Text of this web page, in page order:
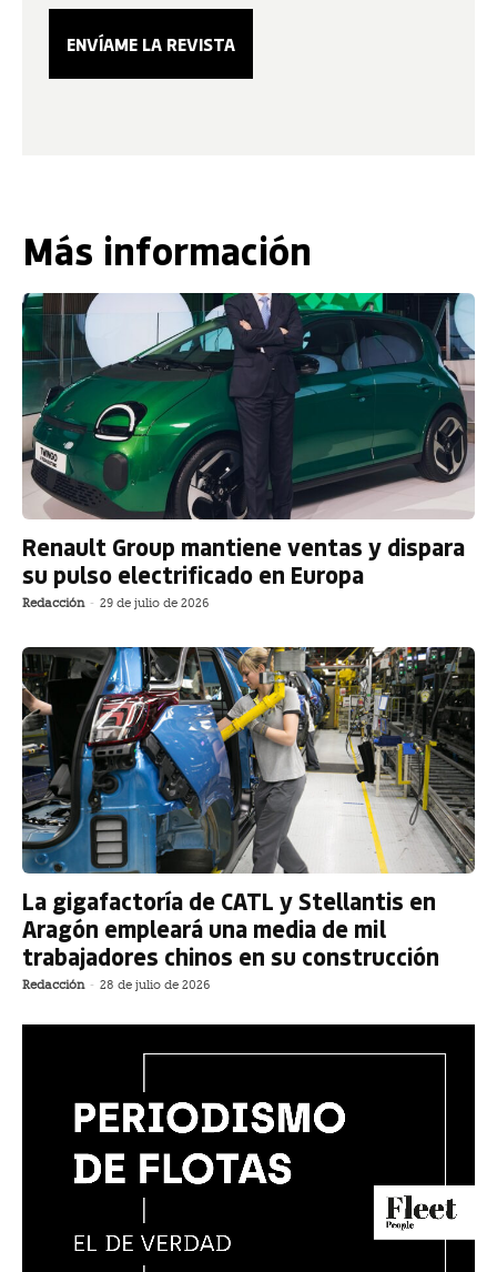
Más información
Renault Group mantiene ventas y dispara
su pulso electrificado en Europa
Redacción - 29 de julio de 2026
La gigafactoría de CATL y Stellantis en
Aragón empleará una media de mil
trabajadores chinos en su construcción
Redacción - 28 de julio de 2026